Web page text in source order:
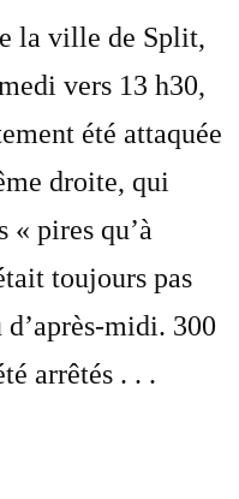
la ville de Split,
vers 13 h30,
été attaquée
droite, qui
« pires qu’à
toujours pas
midi. 300
arrêtés . . .